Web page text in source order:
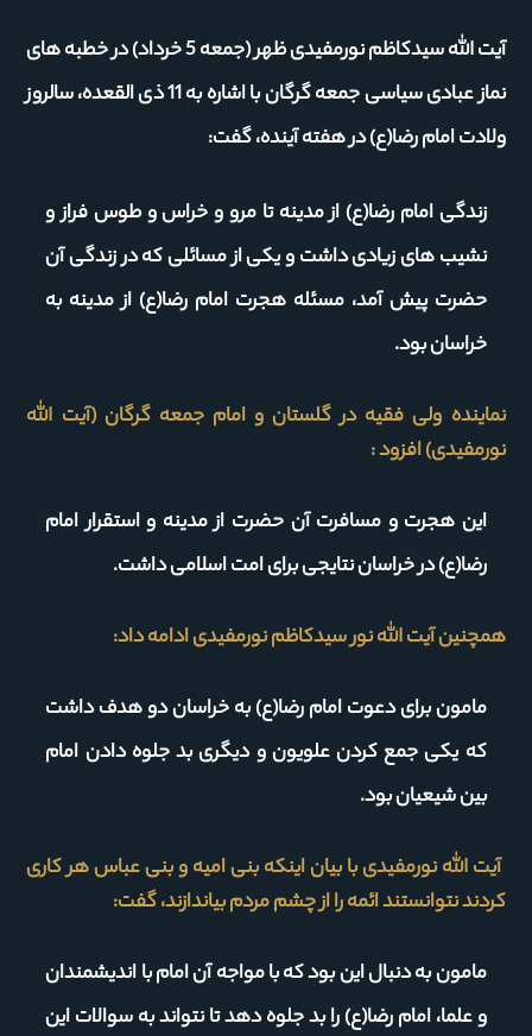
آیت الله سیدکاظم نورمفیدی ظهر (جمعه 5 خرداد) در خطبه های
نماز عبادی سیاسی جمعه گرگان با اشاره به 11 ذی القعده، سالروز
ولادت امام رضا(ع) در هفته آینده، گفت:
زندگی امام رضا(ع) از مدینه تا مرو و خراس و طوس فراز و
نشیب های زیادی داشت و یکی از مسائلی که در زندگی آن
حضرت پیش آمد، مسئله هجرت امام رضا(ع) از مدینه به
خراسان بود.
نماینده ولی فقیه در گلستان و امام جمعه گرگان (آیت الله
نورمفیدی) افزود :
این هجرت و مسافرت آن حضرت از مدینه و استقرار امام
رضا(ع) در خراسان نتایجی برای امت اسلامی داشت.
همچنین آیت الله نور سیدکاظم نورمفیدی ادامه داد:
مامون برای دعوت امام رضا(ع) به خراسان دو هدف داشت
که یکی جمع کردن علویون و دیگری بد جلوه دادن امام
بین شیعیان بود.
آیت الله نورمفیدی با بیان اینکه بنی امیه و بنی عباس هر کاری
کردند نتوانستند ائمه را از چشم مردم بیاندازند، گفت:
مامون به دنبال این بود که با مواجه آن امام با اندیشمندان
و علما، امام رضا(ع) را بد جلوه دهد تا نتواند به سوالات این